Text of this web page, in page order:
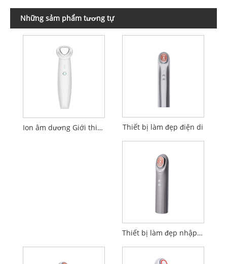
Những sảm phẩm tương tự
Ion âm dương Giới thiệu Thiết bị làm đẹp làm sạch Thiết bị làm đẹp điện di
Thiết bị làm đẹp nhập khẩu thâm nhập EP